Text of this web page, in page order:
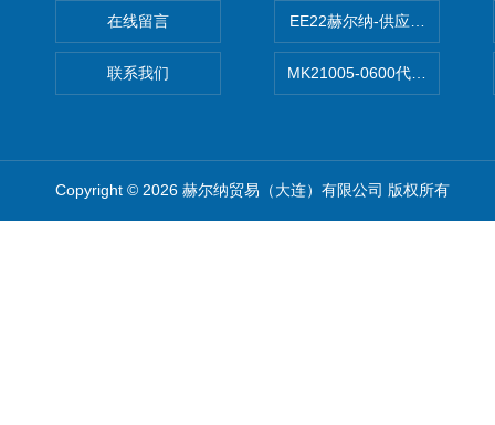
在线留言
联系我们
EE22赫尔纳-供应
MK21005-0600代理德国MK
Copyright © 2026 赫尔纳贸易（大连）有限公司 版权所有